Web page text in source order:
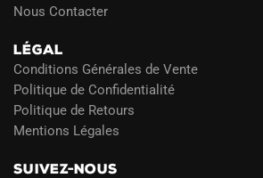
Nous Contacter
LÉGAL
Conditions Générales de Vente
Politique de Confidentialité
Politique de Retours
Mentions Légales
SUIVEZ-NOUS